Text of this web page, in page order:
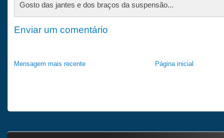
Gosto das jantes e dos braços da suspensão...
Enviar um comentário
Mensagem mais recente Página inicial